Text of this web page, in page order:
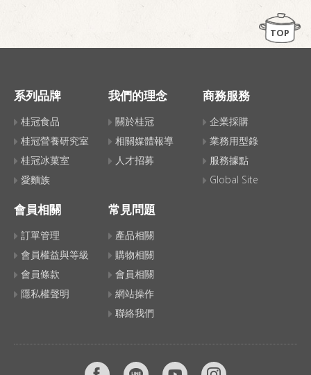
TOP
系列品牌
桂冠食品
桂冠營養研究室
桂冠冰菓室
愛麵族
我們的理念
關於桂冠
相關媒體報導
人才招募
商務服務
企業採購
業務用型錄
服務據點
Global Site
會員相關
訂單管理
會員權益與等級
會員條款
隱私權聲明
常見問題
產品相關
購物相關
會員相關
網站操作
聯絡我們